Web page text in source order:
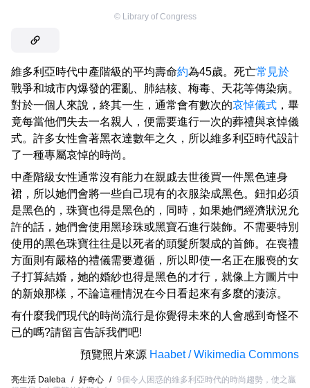
© Library of Congress
維多利亞時代中產階級的平均壽命約為45歲。死亡常見於
戰爭和城市內爆發的霍亂、肺結核、梅毒、天花等傳染病。
對於一個人來說，終其一生，通常會有數次的哀悼儀式 ，畢
竟每當他們失去一名親人，便需要進行一次的葬禮與哀悼儀
式。許多女性會著黑衣達數年之久，所以維多利亞時代設計
了一種專屬哀悼的時尚。
中產階級女性通常沒有能力在親戚去世後買一件黑色連身
裙，所以她們會將一些自己現有的衣服染成黑色。鈕扣必須
是黑色的，珠寶也得是黑色的，同時，如果她們經濟狀況允
許的話，她們會使用黑珍珠或黑寶石進行裝飾。不需要特別
使用的黑色珠寶往往是以死者的頭髮所製成的首飾。在喪禮
方面則有嚴格的禮儀需要遵循，所以即使一名正在服喪的女
子打算結婚，她的婚紗也得是黑色的才行，就像上方圖片中
的新娘那樣，不論這種情況在今日看起來有多麼的淒涼。
有什麼我們現代的時尚流行是你覺得未來的人會感到奇怪不
已的嗎?請留言告訴我們吧!
預覽照片來源 Haabet / Wikimedia Commons
亮生活 Daleba / 好奇心 / 9個令人困惑的維多利亞時代的時尚趨勢，使之贏